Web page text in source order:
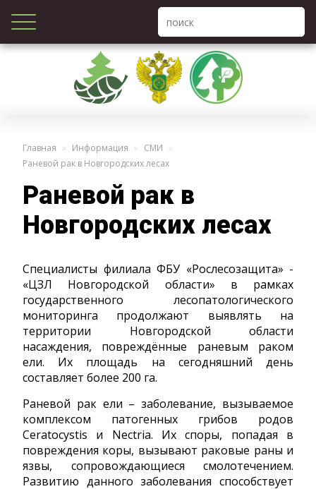
Главная Информация
СМИ
Раневой рак в Новгородских лесах
Раневой рак в
Новгородских лесах
Специалисты филиала ФБУ «Рослесозащита» -
«ЦЗЛ Новгородской области» в рамках
государственного лесопатологического
мониторинга продолжают выявлять на
территории Новгородской области
насаждения, повреждённые раневым раком
ели. Их площадь на сегодняшний день
составляет более 200 га.
Раневой рак ели – заболевание, вызываемое
комплексом патогенных грибов родов
Ceratocystis и Nectria. Их споры, попадая в
повреждения коры, вызывают раковые раны и
язвы, сопровождающиеся смолотечением.
Развитию данного заболевания способствует